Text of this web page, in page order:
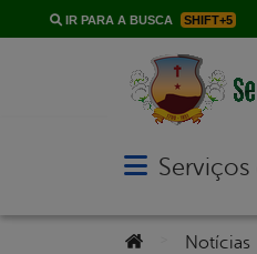
IR PARA A BUSCA SHIFT+5
Abrir menu
Você está aqui:
Notícias